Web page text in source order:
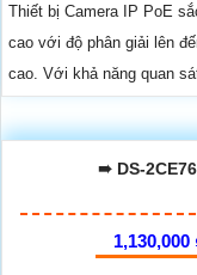
Thiết bị Camera IP PoE
cao với độ phân giải lên
cao. Với khả năng quan
➠ DS-
1,130,000